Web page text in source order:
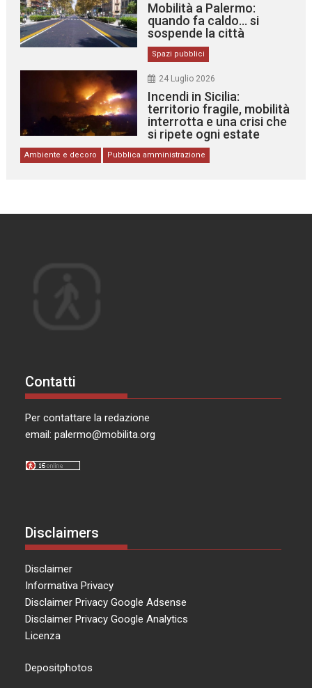
Mobilità a Palermo:
quando fa caldo… si
sospende la città
Spazi pubblici
24 Luglio 2026
Incendi in Sicilia:
territorio fragile, mobilità
interrotta e una crisi che
si ripete ogni estate
Ambiente e decoro Pubblica amministrazione
Contatti
Per contattare la redazione
email:palermo@mobilita.org
Disclaimers
Disclaimer
Informativa Privacy
Disclaimer Privacy Google Adsense
Disclaimer Privacy Google Analytics
Licenza
Depositphotos